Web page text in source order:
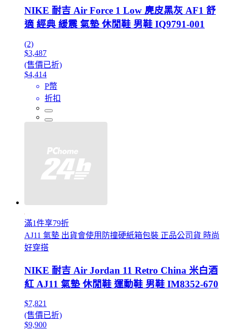
NIKE 耐吉 Air Force 1 Low 麂皮黑灰 AF1 舒
適 經典 緩震 氣墊 休閒鞋 男鞋 IQ9791-001
(2)
$3,487
(售價已折)
$4,414
P幣
折扣
滿1件享79折
AJ11 氣墊 出貨會使用防撞硬紙箱包裝 正品公司貨 時尚
好穿搭
NIKE 耐吉 Air Jordan 11 Retro China 米白酒
紅 AJ11 氣墊 休閒鞋 運動鞋 男鞋 IM8352-670
$7,821
(售價已折)
$9,900